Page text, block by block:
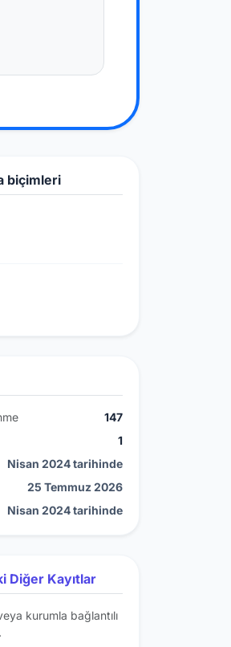
biçimleri
147
1
Nisan 2024 tarihinde
25 Temmuz 2026
Nisan 2024 tarihinde
Diğer Kayıtlar
kurumla bağlantılı